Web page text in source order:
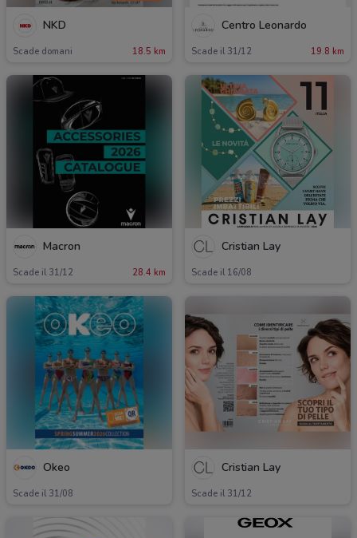
NKD
Scade domani 18.5 km
Centro Leonardo
Scade il 31/12 19.8 km
Macron
Scade il 31/12 28.4 km
Cristian Lay
Scade il 16/08
Okeo
Scade il 31/08
Cristian Lay
Scade il 31/12